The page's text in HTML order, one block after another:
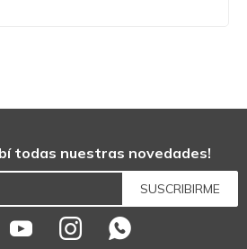
todas nuestras novedades!
SUSCRIBIRME
  